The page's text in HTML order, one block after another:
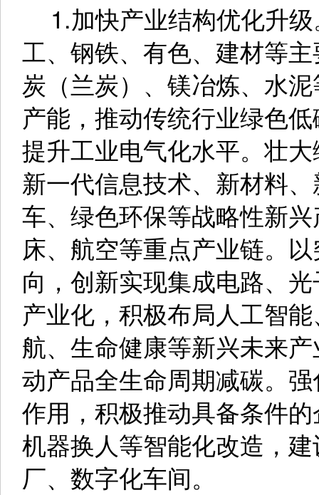
1.加快产业结构优化升
工、钢铁、有色、建材等
炭（兰炭）、镁冶炼、水
产能，推动传统行业绿色
提升工业电气化水平。壮
新一代信息技术、新材料
车、绿色环保等战略性新
床、航空等重点产业链。
向，创新实现集成电路、
产业化，积极布局人工智
航、生命健康等新兴未来
动产品全生命周期减碳。
作用，积极推动具备条件
机器换人等智能化改造，
厂、数字化车间。